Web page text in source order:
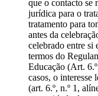
que o contacto se
jurídica para o
tratamento para
antes da
celebrado entre si
termos do
Educação (Art.
casos, o interesse
(art. 6.º, n.º 1,